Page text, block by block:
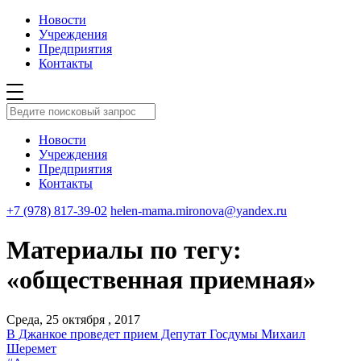
Новости
Учреждения
Предприятия
Контакты
Новости
Учреждения
Предприятия
Контакты
+7 (978) 817-39-02 helen-mama.mironova@yandex.ru
Материалы по тегу:
«общественная приемная»
Среда, 25 октября , 2017
В Джанкое проведет прием Депутат Госдумы Михаил
Шеремет